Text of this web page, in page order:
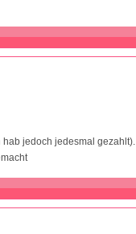
jedoch jedesmal gezahlt).